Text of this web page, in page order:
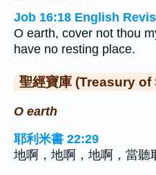
Job 16:18 English
O earth, cover not thou
have no resting place.
聖經寶庫 (Treasury
O earth
耶利米書 22:29
地啊，地啊，地啊，當聽